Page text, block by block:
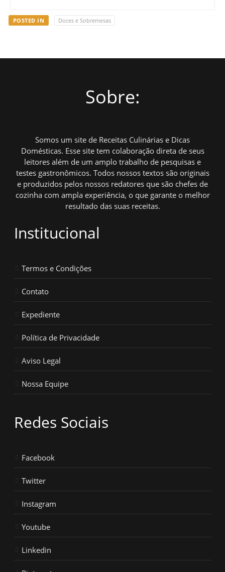
POSTED IN Doces e Sobremesas
Sobre:
Somos um site de Receitas Culinárias e Dicas
Domésticas. Esse site tem colaboração direta de seus
leitores além de um amplo trabalho de pesquisas e
testes gastronômicos. Todos nossos textos são originais
e produzidos pelos nossos redatores que são chefes de
cozinha com ampla experiência, o que garante o melhor
resultado das suas receitas.
Institucional
Termos e Condições
Contato
Expediente
Política de Privacidade
Aviso Legal
Nossa Equipe
Redes Sociais
Facebook
Twitter
Instagram
Youtube
Linkedin